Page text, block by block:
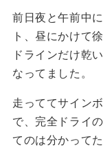
前日夜と午前中
ト、昼にかけて
ドラインだけ乾
なってました。
走っててサイン
で、完全ドライ
てのは分かって